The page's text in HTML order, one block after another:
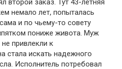
второй заказ. Тут 43-летняя
немало лет, попыталась
и по чьему-то совету
пониже живота. Муж
привлекли к
стала искать надежного
Исполнитель потребовал